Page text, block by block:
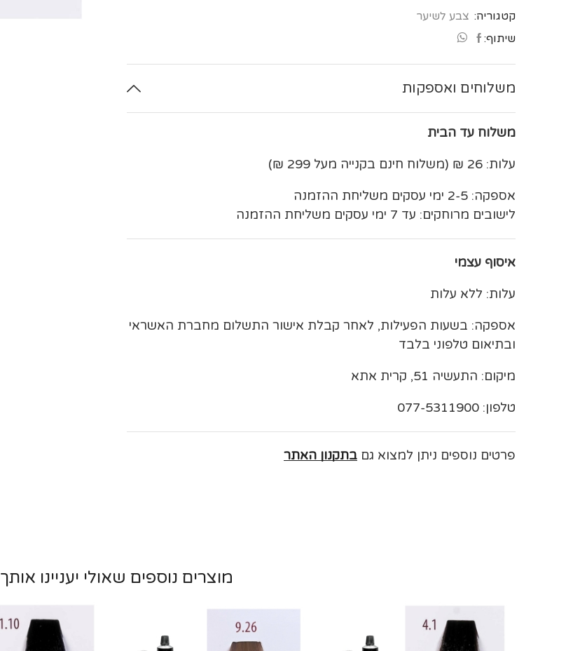
קטגוריה: צבע לשיער
שיתוף:
משלוחים ואספקות
משלוח עד הבית
עלות: 26 ₪ (משלוח חינם בקנייה מעל 299 ₪)
אספקה: 2-5 ימי עסקים משליחת ההזמנה
לישובים מרוחקים: עד 7 ימי עסקים משליחת ההזמנה
איסוף עצמי
עלות: ללא עלות
אספקה: בשעות הפעילות, לאחר קבלת אישור התשלום מחברת האשראי
ובתיאום טלפוני בלבד
מיקום: התעשיה 51, קרית אתא
טלפון: 077-5311900
פרטים נוספים ניתן למצוא גם בתקנון האתר
מוצרים נוספים שאולי יעניינו אותך